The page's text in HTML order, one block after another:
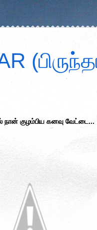
நான் குழம்பிய கனவு வேட்டை...